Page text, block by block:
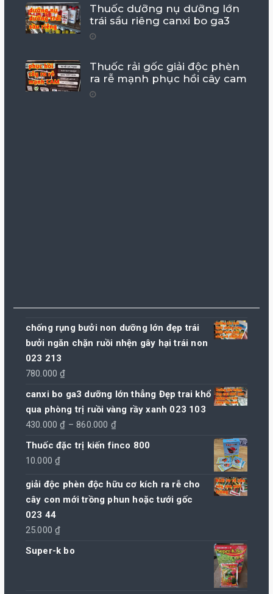
Thuốc dưỡng nụ dưỡng lớn
trái sầu riêng canxi bo ga3
Thuốc rải gốc giải độc phèn
ra rễ mạnh phục hồi cây cam
chống rụng bưởi non dưỡng lớn đẹp trái
bưởi ngăn chặn ruồi nhện gây hại trái non
023 213
780.000₫
canxi bo ga3 dưỡng lớn thẳng Đẹp trai khổ
qua phòng trị ruồi vàng rầy xanh 023 103
430.000₫ – 860.000 ₫Khoảng
đến
860.000 ₫
Thuốc đặc trị kiến finco 800
10.000₫
giải độc phèn độc hữu cơ kích ra rễ cho
cây con mới trồng phun hoặc tưới gốc
023 44
25.000₫
Super-k bo